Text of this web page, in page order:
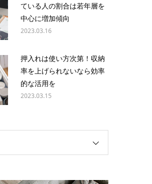
ている人の割合は若年層を
中心に増加傾向
2023.03.16
押入れは使い方次第！収納
率を上げられないなら効率
的な活用を
2023.03.15